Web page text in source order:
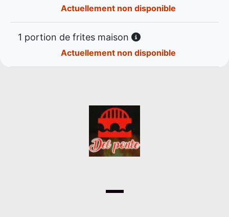
Actuellement non disponible
1 portion de frites maison
Actuellement non disponible